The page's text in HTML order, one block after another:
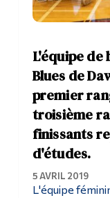
L'équipe
Blues de
premier
troisième
finissants
d'études.
5 AVRIL 2019
L'équipe